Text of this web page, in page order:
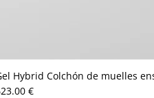
Hybrid Colchón de muelles
€